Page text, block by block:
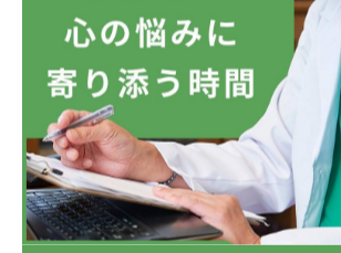
住所 : 愛知県一宮市栄４丁目１−５ aaa
電話番号 : 0586-23-0601
FAX番号 : 0586-23-0601
一宮市で家族のお悩みを相談